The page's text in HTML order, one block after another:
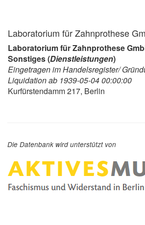
Laboratorium für Zahnprothese
Laboratorium für Zahnprothese
Sonstiges (Dienstleistungen)
Eingetragen im Handelsregister/
Liquidation ab 1939-05-04 00:00:00
Kurfürstendamm 217, Berlin
Die Datenbank wird unterstützt von